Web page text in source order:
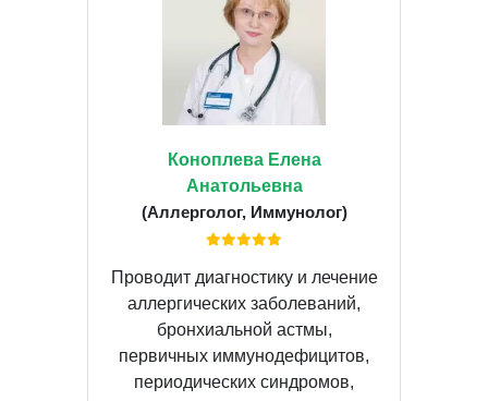
Коноплева Елена
Анатольевна
(Аллерголог, Иммунолог)
Проводит диагностику и лечение
аллергических заболеваний,
бронхиальной астмы,
первичных иммунодефицитов,
периодических синдромов,